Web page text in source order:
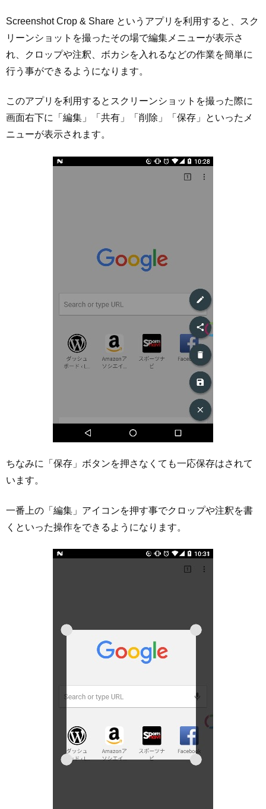
Screenshot Crop & Share というアプリを利用すると、スク
リーンショットを撮ったその場で編集メニューが表示さ
れ、クロップや注釈、ボカシを入れるなどの作業を簡単に
行う事ができるようになります。
このアプリを利用するとスクリーンショットを撮った際に
画面右下に「編集」「共有」「削除」「保存」といったメ
ニューが表示されます。
ちなみに「保存」ボタンを押さなくても一応保存はされて
います。
一番上の「編集」アイコンを押す事でクロップや注釈を書
くといった操作をできるようになります。